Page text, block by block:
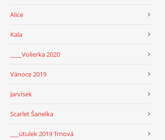
Alice
Kala
____Volierka 2020
Vánoce 2019
Jarvísek
Scarlet Šanelka
___útulek 2019 Trnová